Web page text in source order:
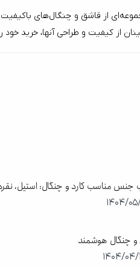
اگر به دنبال
از کیفیت و طراحی آنها، خرید خود
جنس مناسب کارد و چنگال: استیل، نقره
1404/
چنگال هوشمند
1404/04/